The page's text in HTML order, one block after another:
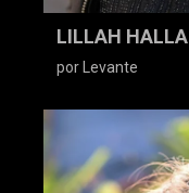
LILLAH HALLA
por Levante